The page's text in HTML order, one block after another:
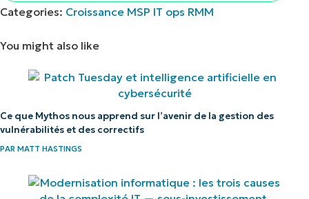
Categories: Croissance MSP IT ops RMM
You might also like
Ce que Mythos nous apprend sur l’avenir de la gestion des
vulnérabilités et des correctifs
PAR MATT HASTINGS